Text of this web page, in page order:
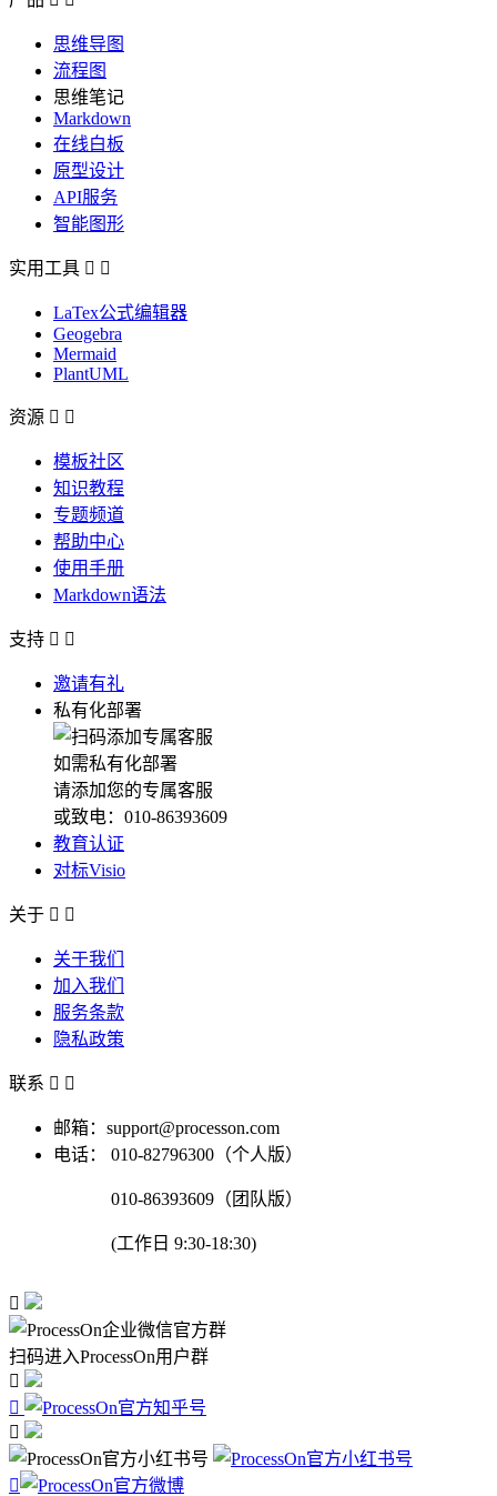
思维导图
流程图
思维笔记
Markdown
在线白板
原型设计
API服务
智能图形
实用工具  
LaTex公式编辑器
Geogebra
Mermaid
PlantUML
资源  
模板社区
知识教程
专题频道
帮助中心
使用手册
Markdown语法
支持  
邀请有礼
私有化部署
如需私有化部署
请添加您的专属客服
或致电：010-86393609
教育认证
对标Visio
关于  
关于我们
加入我们
服务条款
隐私政策
联系  
邮箱：support@processon.com
电话：
010-82796300（个人版）
010-86393609（团队版）
(工作日 9:30-18:30)

扫码进入ProcessOn用户群



